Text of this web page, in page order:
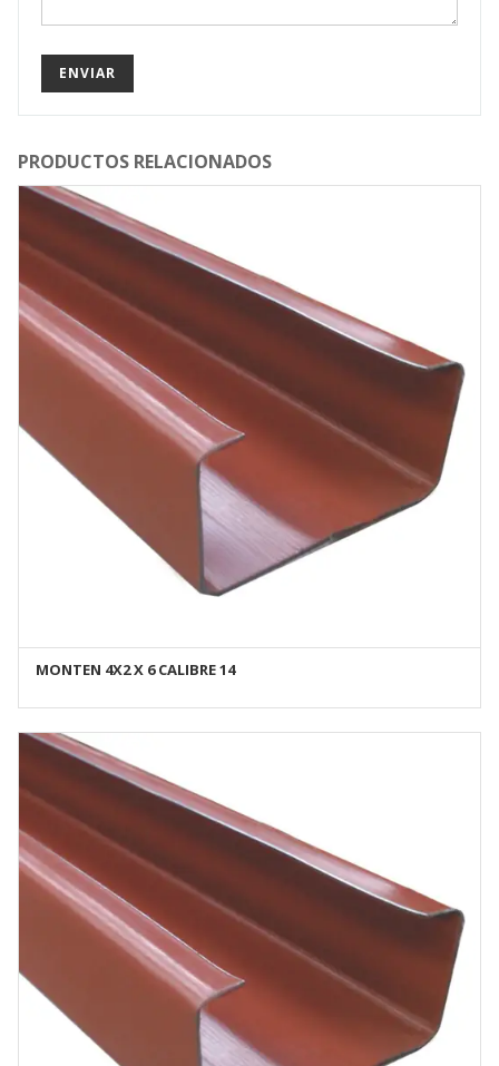
PRODUCTOS RELACIONADOS
AÑADIR AL CARRITO
MONTEN 4X2 X 6 CALIBRE 14